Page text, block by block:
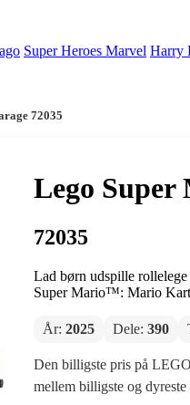
Super Heroes Marvel Harry
72035
Lego
72035
Lad børn udspille
Super Mario™: Mario
År: 2025 Dele: 390
Den billigste pris på
mellem billigste og